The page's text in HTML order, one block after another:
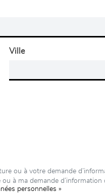
Ville
ou à votre demande
à ma demande
personnelles »